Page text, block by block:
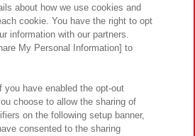
テナビリティ サイトポリシー
ウェブアクセシビリティ方針と検証結果
もに
応方針 よくあるご質問・お問い合わせ
about how we use cookies and
cookie. You have the right to opt
information with our partners.
My Personal Information] to
you have enabled the opt-out
choose to allow the sharing of
on the following setup banner,
consented to the sharing